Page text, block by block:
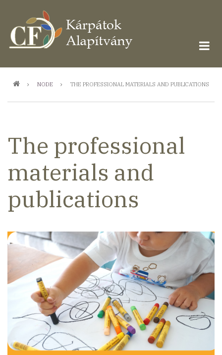
tartalomra
Morzsa
NODE THE PROFESSIONAL MATERIALS AND PUBLICATIONS
The professional
materials and
publications